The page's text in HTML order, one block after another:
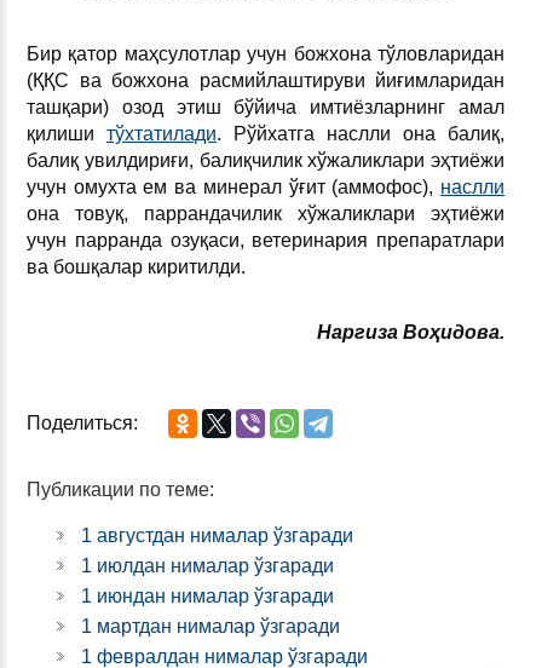
Бир қатор маҳсулотлар учун божхона тўловларидан
(ҚҚС ва божхона расмийлаштируви йиғимларидан
ташқари) озод этиш бўйича имтиёзларнинг амал
қилишитўхтатилади. Рўйхатга наслли она балиқ,
балиқ увилдириғи, балиқчилик хўжаликлари эҳтиёжи
учун омухта ем ва минерал ўғит (аммофос), наслли
она товуқ, паррандачилик хўжаликлари эҳтиёжи
учун парранда озуқаси, ветеринария препаратлари
ва бошқалар киритилди.
Наргиза Воҳидова.
Поделиться:
Публикации по теме:
1 августдан нималар ўзгаради
1 июлдан нималар ўзгаради
1 июндан нималар ўзгаради
1 мартдан нималар ўзгаради
1 февралдан нималар ўзгаради